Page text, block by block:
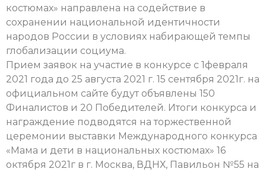
костюмах» направлена на содействие в
сохранении национальной идентичности
народов России в условиях набирающей темпы
глобализации социума.
Прием заявок на участие в конкурсе с 1февраля
2021 года до 25 августа 2021 г. 15 сентября 2021г. на
официальном сайте будут объявлены 150
Финалистов и 20 Победителей. Итоги конкурса и
награждение подводятся на торжественной
церемонии выставки Международного конкурса
«Мама и дети в национальных костюмах» 16
октября 2021г в г. Москва, ВДНХ, Павильон №55 на